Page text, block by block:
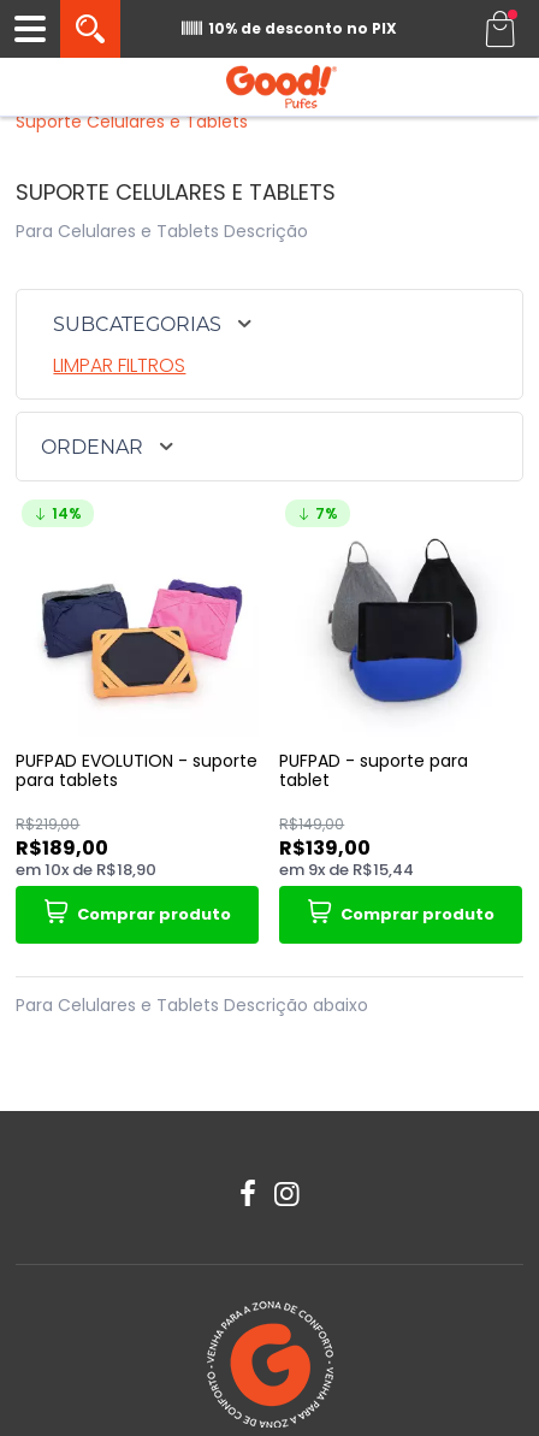
10% de desconto no PIX
0
Acessórios ›
Suporte Celulares e Tablets
SUPORTE CELULARES E TABLETS
Para Celulares e Tablets Descrição
SUBCATEGORIAS
LIMPAR FILTROS
ORDENAR
14%
PUFPAD EVOLUTION - suporte
para tablets
R$219,00
R$189,00
em10x de R$18,90
Comprar produto
7%
PUFPAD - suporte para
tablet
R$149,00
R$139,00
em 9x de R$15,44
Comprar produto
Para Celulares e Tablets Descrição abaixo